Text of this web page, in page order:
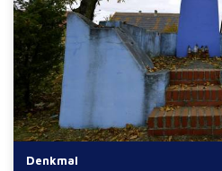
Denkmal